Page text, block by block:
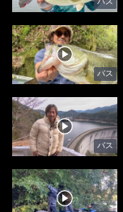
バス
バス